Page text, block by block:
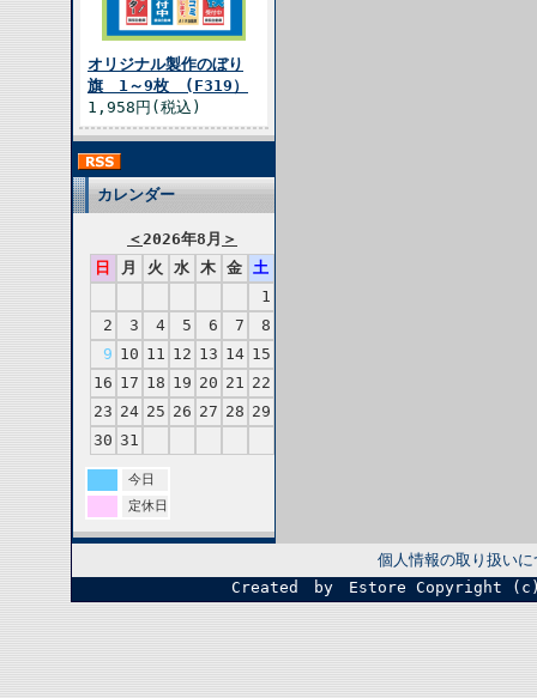
オリジナル製作のぼり
旗 1～9枚 (F319）
1,958円(税込)
カレンダー
＜2026年8月 ＞
日
月 火 水 木 金
土
1
2
3 4 5 6 7
8
9 10 11 12 13 14 15
16 17 18 19 20 21 22
23 24 25 26 27 28 29
30 31
今日
定休日
個人情報の取り扱い
Created by Estore Copyright (c)